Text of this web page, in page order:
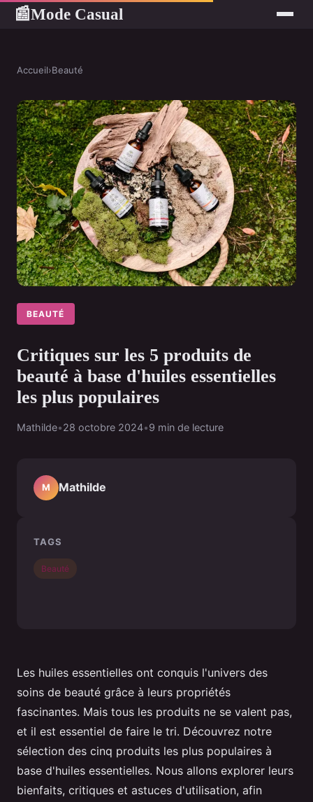
📰Mode Casual
Accueil›Beauté
BEAUTÉ
Critiques sur les 5 produits de
beauté à base d'huiles essentielles
les plus populaires
Mathilde•28 octobre 2024•9 min de lecture
Les huiles essentielles ont conquis l'univers des
soins de beauté grâce à leurs propriétés
fascinantes. Mais tous les produits ne se valent pas,
et il est essentiel de faire le tri. Découvrez notre
sélection des cinq produits les plus populaires à
base d'huiles essentielles. Nous allons explorer leurs
bienfaits, critiques et astuces d'utilisation, afin
M Mathilde
TAGS
Beauté